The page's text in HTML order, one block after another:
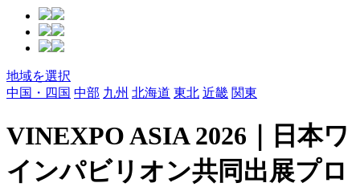
地域を選択
中国・四国 中部 九州 北海道 東北 近畿 関東
VINEXPO ASIA 2026｜日本ワ
インパビリオン共同出展プロ